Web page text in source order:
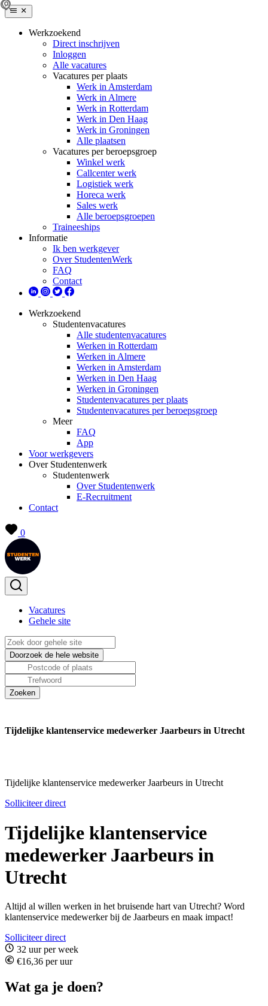
Werkzoekend
Direct inschrijven
Inloggen
Alle vacatures
Vacatures per plaats
Werk in Amsterdam
Werk in Almere
Werk in Rotterdam
Werk in Den Haag
Werk in Groningen
Alle plaatsen
Vacatures per beroepsgroep
Winkel werk
Callcenter werk
Logistiek werk
Horeca werk
Sales werk
Alle beroepsgroepen
Traineeships
Informatie
Ik ben werkgever
Over StudentenWerk
FAQ
Contact
Werkzoekend
Studentenvacatures
Alle studentenvacatures
Werken in Rotterdam
Werken in Almere
Werken in Amsterdam
Werken in Den Haag
Werken in Groningen
Studentenvacatures per plaats
Studentenvacatures per beroepsgroep
Meer
FAQ
App
Voor werkgevers
Over Studentenwerk
Studentenwerk
Over Studentenwerk
E-Recruitment
Contact
0
Vacatures
Gehele site
Tijdelijke klantenservice medewerker Jaarbeurs in Utrecht
Tijdelijke klantenservice medewerker Jaarbeurs in Utrecht
Solliciteer direct
Tijdelijke klantenservice
medewerker Jaarbeurs in
Utrecht
Altijd al willen werken in het bruisende hart van Utrecht? Word
klantenservice medewerker bij de Jaarbeurs en maak impact!
Solliciteer direct
32 uur per week
€16,36 per uur
Wat ga je doen?